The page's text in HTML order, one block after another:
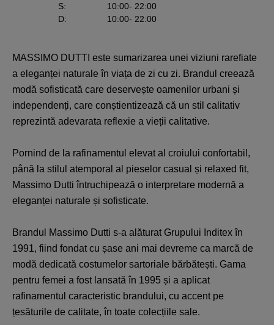
S: 10:00- 22:00
D: 10:00- 22:00
MASSIMO DUTTI este sumarizarea unei viziuni rarefiate
a eleganței naturale în viața de zi cu zi. Brandul creează
modă sofisticată care deservește oamenilor urbani și
independenți, care conștientizează că un stil calitativ
reprezintă adevarata reflexie a vieții calitative.
Pornind de la rafinamentul elevat al croiului confortabil,
până la stilul atemporal al pieselor casual și relaxed fit,
Massimo Dutti întruchipează o interpretare modernă a
eleganței naturale și sofisticate.
Brandul Massimo Dutti s-a alăturat Grupului Inditex în
1991, fiind fondat cu șase ani mai devreme ca marcă de
modă dedicată costumelor sartoriale bărbătești. Gama
pentru femei a fost lansată în 1995 și a aplicat
rafinamentul caracteristic brandului, cu accent pe
țesăturile de calitate, în toate colecțiile sale.